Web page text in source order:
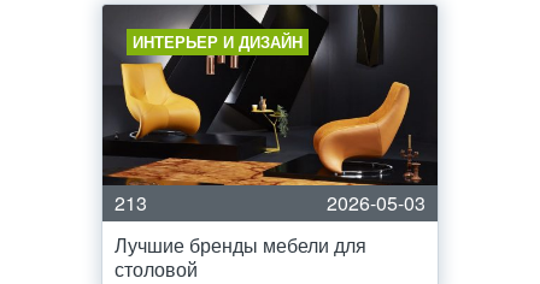
ИНТЕРЬЕР И ДИЗАЙН
213
2026-05-03
Лучшие бренды мебели для
столовой